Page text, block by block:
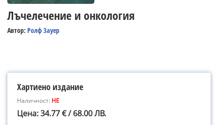
Лъчелечение и онкология
Автор: Ролф Зауер
Хартиено издание
Наличност: НЕ
Цена: 34.77 € / 68.00 ЛВ.